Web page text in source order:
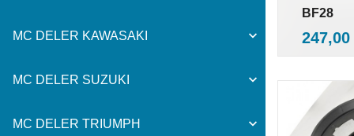
MC DELER KAWASAKI
MC DELER SUZUKI
MC DELER TRIUMPH
BF28
Pris
247,00